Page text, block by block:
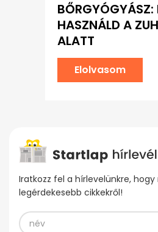
BŐRGYÓGYÁSZ:
HASZNÁLD A
ALATT
Elolvasom
Iratkozz fel a hírlevelünkre,
legérdekesebb cikkekről!